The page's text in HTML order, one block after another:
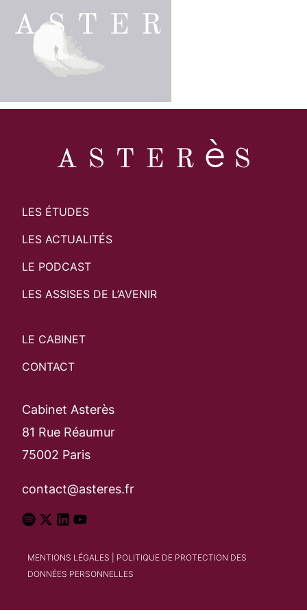
LES ÉTUDES
LES ACTUALITÉS
LE PODCAST
LES ASSISES DE L’AVENIR
LE CABINET
CONTACT
Cabinet Asterès
81 Rue Réaumur
75002 Paris
contact@asteres.fr
MENTIONS LÉGALES
POLITIQUE DE PROTECTION DES
DONNÉES PERSONNELLES
Search